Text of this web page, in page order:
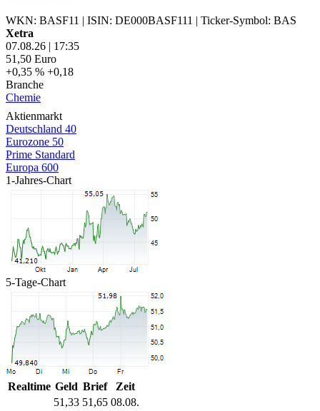
WKN: BASF11 | ISIN: DE000BASF111 | Ticker-Symbol: BAS
Xetra
07.08.26 | 17:35
51,50 Euro
+0,35 % +0,18
Branche
Chemie
Aktienmarkt
Deutschland 40
Eurozone 50
Prime Standard
Europa 600
1-Jahres-Chart
5-Tage-Chart
Realtime Geld Brief
Zeit
51,33 51,65 08.08.